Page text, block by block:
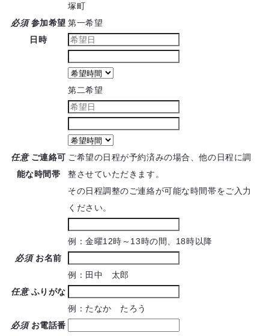
塚町
必須 参加希望
日時
第一希望
第二希望
任意 ご連絡可
能な時間帯
ご希望の日程が予約済みの場合、他の日程に調
整させていただきます。
その日程調整のご連絡が可能な時間帯をご入力
ください。
例：金曜12時～13時の間、18時以降
必須 お名前
例：田中 太郎
任意 ふりがな
例：たなか たろう
必須 お電話番